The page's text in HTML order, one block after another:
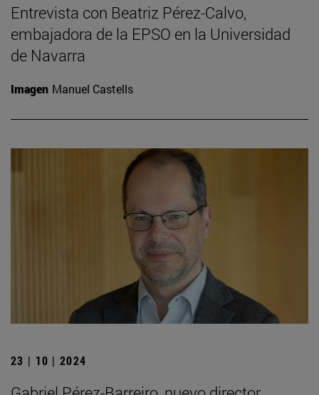
Entrevista con Beatriz Pérez-Calvo,
embajadora de la EPSO en la Universidad
de Navarra
Imagen Manuel Castells
23 | 10 | 2024